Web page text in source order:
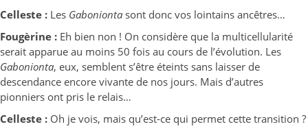
Celleste : Les Gabonionta sont donc vos lointains ancêtres…
Fougèrine : Eh bien non ! On considère que la multicellularité
serait apparue au moins 50 fois au cours de l’évolution. Les
Gabonionta, eux, semblent s’être éteints sans laisser de
descendance encore vivante de nos jours. Mais d’autres
pionniers ont pris le relais…
Celleste : Oh je vois, mais qu’est-ce qui permet cette transition ?